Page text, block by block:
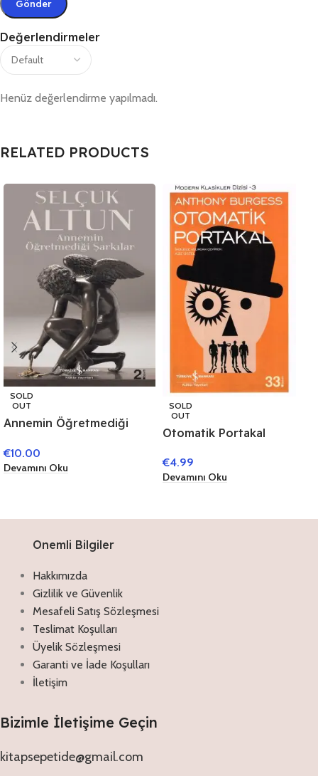
Değerlendirmeler
Henüz değerlendirme yapılmadı.
RELATED PRODUCTS
SOLD
OUT
Annemin Öğretmediği
€10.00
Devamını Oku
SOLD
OUT
Otomatik Portakal
€4.99
Devamını Oku
Onemli Bilgiler
Hakkımızda
Gizlilik ve Güvenlik
Mesafeli Satış Sözleşmesi
Teslimat Koşulları
Üyelik Sözleşmesi
Garanti ve İade Koşulları
İletişim
Bizimle İletişime Geçin
kitapsepetide@gmail.com